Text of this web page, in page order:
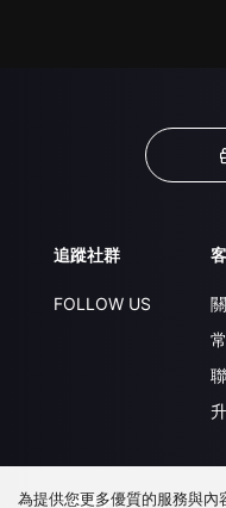
追蹤社群
FOLLOW US
下載 APP
為提供您更多優質的服務與